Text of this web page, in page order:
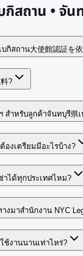
สถาน • จัน
กิสถาน大使館認証を
?
สำหรับลูกค้าจันทบุรี県
องเตรียมมีอะไรบ้าง?
าได้ทุกประเทศไหม?
งมาสำนักงาน NYC
ช้งานนานเท่าไหร่?